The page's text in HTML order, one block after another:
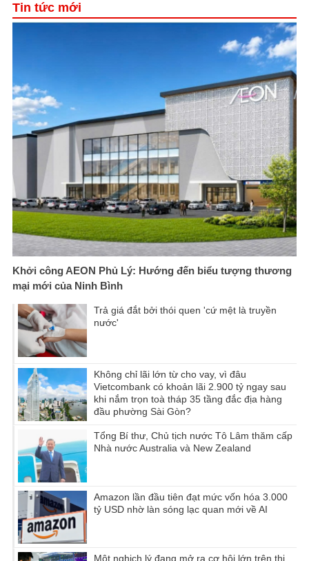
Tin tức mới
Khởi công AEON Phủ Lý: Hướng đến biểu tượng thương
mại mới của Ninh Bình
Trả giá đắt bởi thói quen 'cứ mệt là truyền
nước'
Không chỉ lãi lớn từ cho vay, vì đâu
Vietcombank có khoản lãi 2.900 tỷ ngay sau
khi nắm trọn toà tháp 35 tầng đắc địa hàng
đầu phường Sài Gòn?
Tổng Bí thư, Chủ tịch nước Tô Lâm thăm cấp
Nhà nước Australia và New Zealand
Amazon lần đầu tiên đạt mức vốn hóa 3.000
tỷ USD nhờ làn sóng lạc quan mới về AI
Một nghịch lý đang mở ra cơ hội lớn trên thị